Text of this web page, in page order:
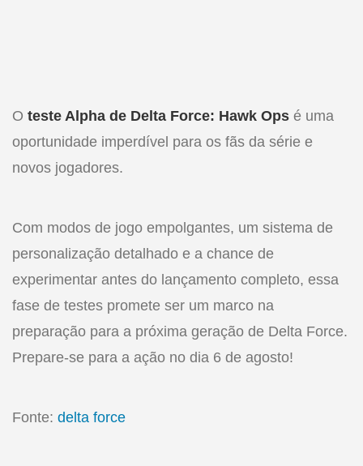
O teste Alpha de Delta Force: Hawk Ops é uma
oportunidade imperdível para os fãs da série e
novos jogadores.
Com modos de jogo empolgantes, um sistema de
personalização detalhado e a chance de
experimentar antes do lançamento completo, essa
fase de testes promete ser um marco na
preparação para a próxima geração de Delta Force.
Prepare-se para a ação no dia 6 de agosto!
Fonte: delta force